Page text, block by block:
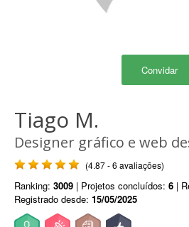
Convidar
Tiago M.
Designer gráfico e web
(4.87 - 6 avaliações)
Ranking: 3009 | Projetos concluídos: 6 |
Registrado desde: 15/05/2025